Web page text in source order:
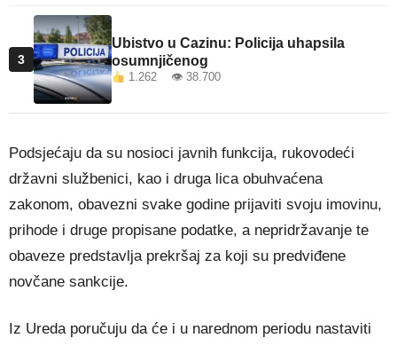
3
Ubistvo u Cazinu: Policija uhapsila
osumnjičenog
1.262 👁 38.700
Podsjećaju da su nosioci javnih funkcija, rukovodeći
državni službenici, kao i druga lica obuhvaćena
zakonom, obavezni svake godine prijaviti svoju imovinu,
prihode i druge propisane podatke, a nepridržavanje te
obaveze predstavlja prekršaj za koji su predviđene
novčane sankcije.
Iz Ureda poručuju da će i u narednom periodu nastaviti